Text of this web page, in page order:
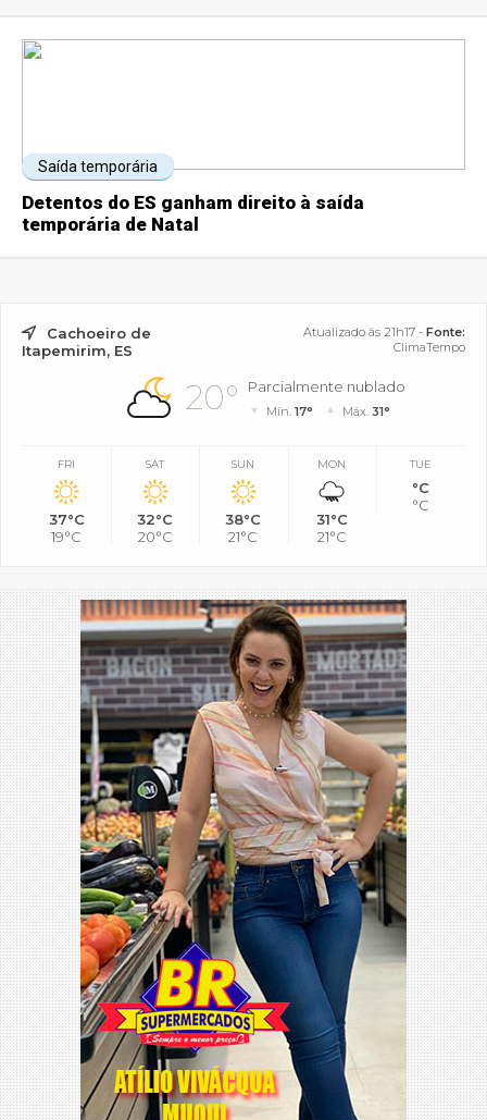
Saída temporária
Detentos do ES ganham direito à saída
temporária de Natal
Cachoeiro de
Itapemirim, ES
Atualizado às 21h17 - Fonte:
ClimaTempo
20° Parcialmente nublado
Mín.17° Máx. 31°
FRI
37°C
19°C
SAT
32°C
20°C
SUN
38°C
21°C
MON
31°C
21°C
TUE
°C
°C